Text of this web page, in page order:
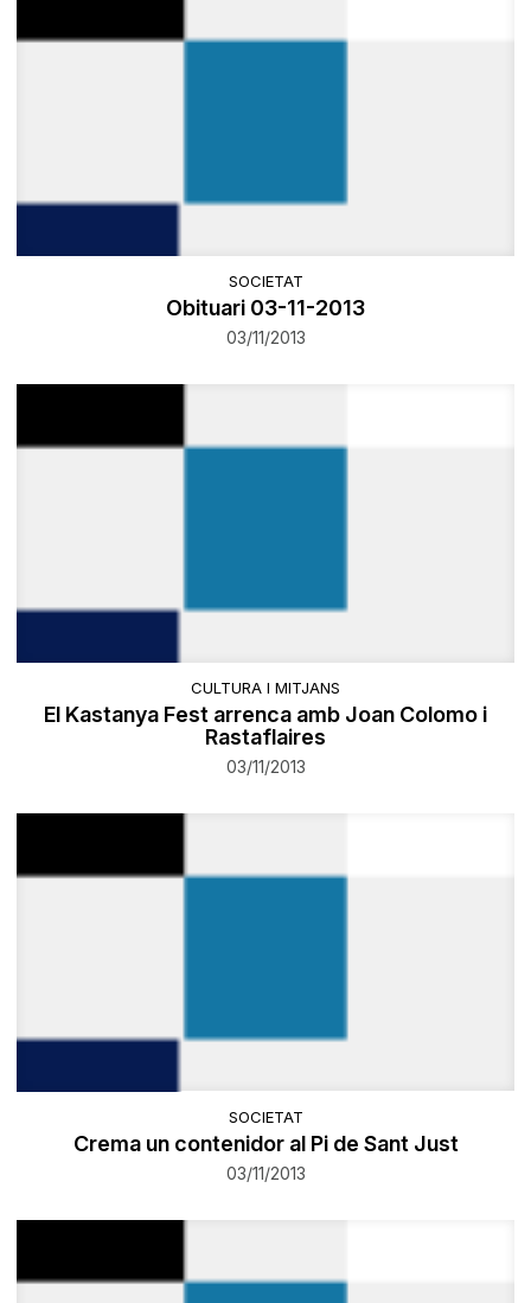
SOCIETAT
Obituari 03-11-2013
03/11/2013
CULTURA I MITJANS
El Kastanya Fest arrenca amb Joan Colomo i
Rastaflaires
03/11/2013
SOCIETAT
Crema un contenidor al Pi de Sant Just
03/11/2013